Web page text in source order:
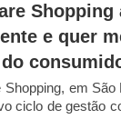
Shopping
e quer
em São
ciclo de gestão